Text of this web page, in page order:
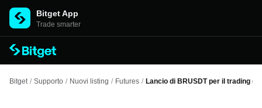
Bitget App
Trade smarter
Bitget / Supporto / Nuovi listing / Futures / Lancio di BRUSDT per il trading di